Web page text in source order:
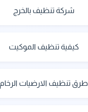
شركة تنظيف بالخرج
كيفية تنظيف الموكيت
طرق تنظيف الارضيات الرخام